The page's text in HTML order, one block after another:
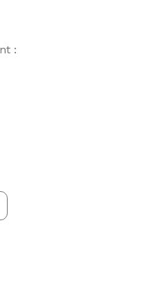
:
persiennes bois à l'étage.